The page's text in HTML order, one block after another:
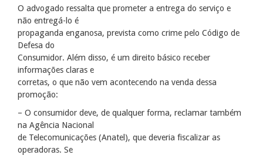
O advogado ressalta que prometer a entrega do serviço e
não entregá-lo é
propaganda enganosa, prevista como crime pelo Código de
Defesa do
Consumidor. Além disso, é um direito básico receber
informações claras e
corretas, o que não vem acontecendo na venda dessa
promoção:
– O consumidor deve, de qualquer forma, reclamar também
na Agência Nacional
de Telecomunicações (Anatel), que deveria fiscalizar as
operadoras. Se